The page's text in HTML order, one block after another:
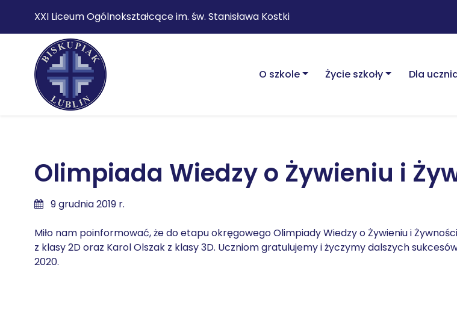
XXI Liceum Ogólnokształcące im. św. Stanisława Kostki
O szkole Życie szkoły Dla
Olimpiada Wiedzy o Żywieniu i
9 grudnia 2019 r.
Miło nam poinformować, że do etapu okręgowego Olimpiady Wiedzy o Żywieniu i
z klasy 2D oraz Karol Olszak z klasy 3D. Uczniom gratulujemy i życzymy dalszych
2020.